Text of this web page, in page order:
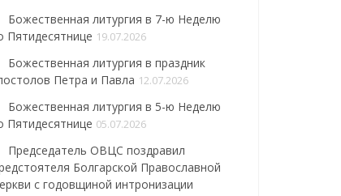
Божественная литургия в 7-ю Неделю
Пятидесятнице 19.07.2026
Божественная литургия в праздник
Петра и Павла 12.07.2026
Божественная литургия в 5-ю Неделю
Пятидесятнице 05.07.2026
Председатель ОВЦС поздравил
Болгарской Православной
с годовщиной интронизации